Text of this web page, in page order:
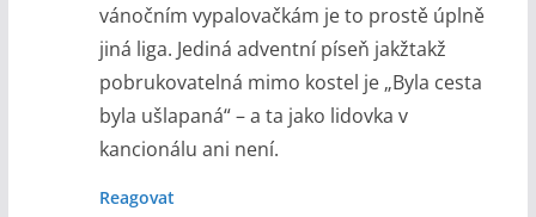
vánočním vypalovačkám je to prostě úplně
jiná liga. Jediná adventní píseň jakžtakž
pobrukovatelná mimo kostel je „Byla cesta
byla ušlapaná“ – a ta jako lidovka v
kancionálu ani není.
Reagovat